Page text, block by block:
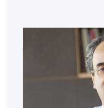
الثاني طيب الله ثراه،
[…]